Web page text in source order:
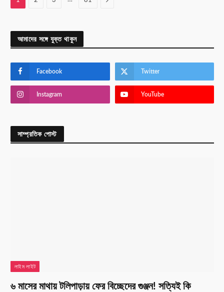
আমাদের সঙ্গে যুক্ত থাকুন
Facebook Twitter
Instagram YouTube
সাম্প্রতিক পোস্ট
লাইম লাইট
৬ মাসের মাথায় টলিপাড়ায় ফের বিচ্ছেদের গুঞ্জন! সত্যিই কি